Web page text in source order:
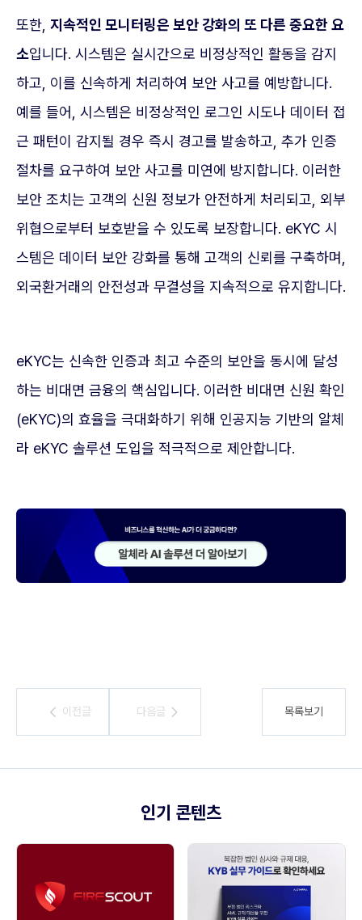
또한, 지속적인 모니터링은 보안 강화의 또 다른 중요한 요
소입니다. 시스템은 실시간으로 비정상적인 활동을 감지
하고, 이를 신속하게 처리하여 보안 사고를 예방합니다.
예를 들어, 시스템은 비정상적인 로그인 시도나 데이터 접
근 패턴이 감지될 경우 즉시 경고를 발송하고, 추가 인증
절차를 요구하여 보안 사고를 미연에 방지합니다. 이러한
보안 조치는 고객의 신원 정보가 안전하게 처리되고, 외부
위협으로부터 보호받을 수 있도록 보장합니다. eKYC 시
스템은 데이터 보안 강화를 통해 고객의 신뢰를 구축하며,
외국환거래의 안전성과 무결성을 지속적으로 유지합니다.
eKYC는 신속한 인증과 최고 수준의 보안을 동시에 달성
하는 비대면 금융의 핵심입니다. 이러한 비대면 신원 확인
(eKYC)의 효율을 극대화하기 위해 인공지능 기반의 알체
라 eKYC 솔루션 도입을 적극적으로 제안합니다.
이전글
이전글 다음글
다음글 목록보기
인기 콘텐츠